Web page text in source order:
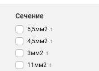
Сечение
5,5мм2 1
4,5мм2 1
3мм2 1
11мм2 1